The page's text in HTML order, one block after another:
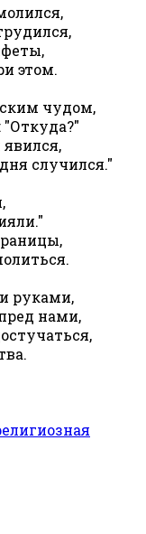
этом.
чудом,
случился."
руками,
нами,